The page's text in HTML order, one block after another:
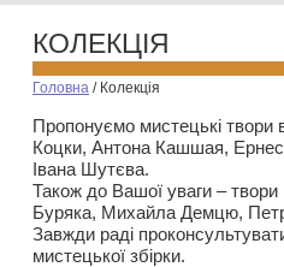
КОЛЕКЦІЯ
Головна / Колекція
Пропонуємо мистецькі твори
Коцки, Антона Кашшая,
Івана Шутєва.
Також до Вашої уваги – твори
Буряка, Михайла Демцю,
Завжди раді
мистецької збірки.